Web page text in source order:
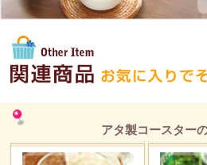
アタ製コースター